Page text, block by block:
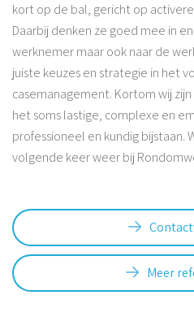
kort op de bal, gericht op
Daarbij denken ze goed mee in
werknemer maar ook naar de
juiste keuzes en strategie in het
casemanagement. Kortom wij
het soms lastige, complexe en
professioneel en kundig bijstaan.
volgende keer weer bij
Meer